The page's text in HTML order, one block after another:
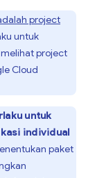
project
untuk
project
Cloud
untuk
individual
paket